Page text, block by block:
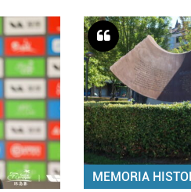
MEMORIA